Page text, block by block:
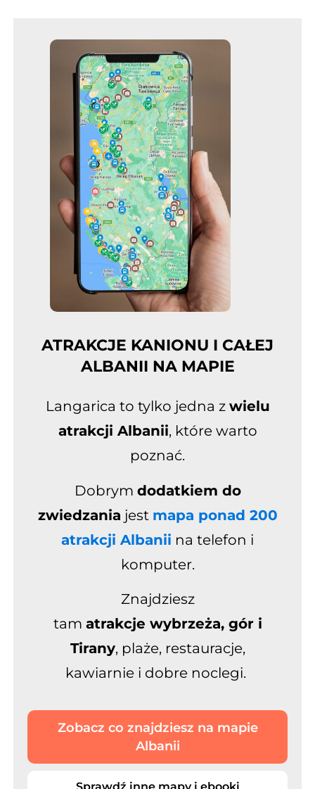
ATRAKCJE KANIONU I CAŁEJ
ALBANII NA MAPIE
Langarica to tylko jedna z wielu
atrakcji Albanii, które warto
poznać.
Dobrym dodatkiem do
zwiedzania jest mapa ponad 200
atrakcji Albanii na telefon i
komputer.
Znajdziesz
tam atrakcje wybrzeża, gór i
Tirany, plaże, restauracje,
kawiarnie i dobre noclegi.
Zobacz co znajdziesz na mapie
Albanii
Sprawdź inne mapy i ebooki